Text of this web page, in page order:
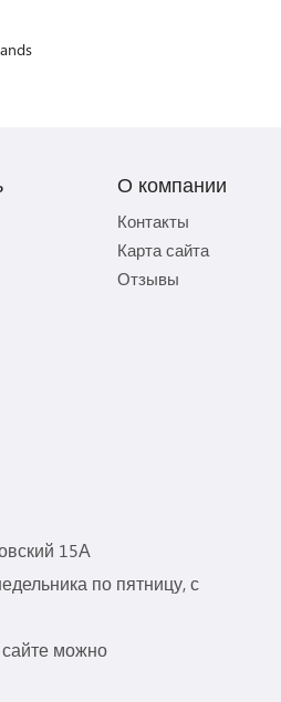
О компании
Контакты
Карта сайта
Отзывы
15А
по пятницу, с
можно